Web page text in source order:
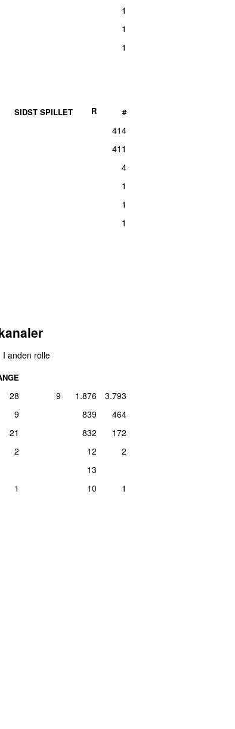
1
1
1
SIDST SPILLET R #
414
411
4
1
1
1
I anden rolle
28 9 1.876
3.793
9 839
464
21 832
172
2 12
2
13
1 10 1